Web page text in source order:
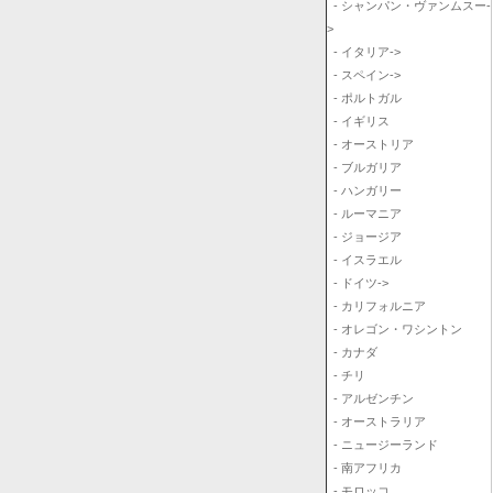
- シャンパン・ヴァンムスー-
>
- イタリア->
- スペイン->
- ポルトガル
- イギリス
- オーストリア
- ブルガリア
- ハンガリー
- ルーマニア
- ジョージア
- イスラエル
- ドイツ->
- カリフォルニア
- オレゴン・ワシントン
- カナダ
- チリ
- アルゼンチン
- オーストラリア
- ニュージーランド
- 南アフリカ